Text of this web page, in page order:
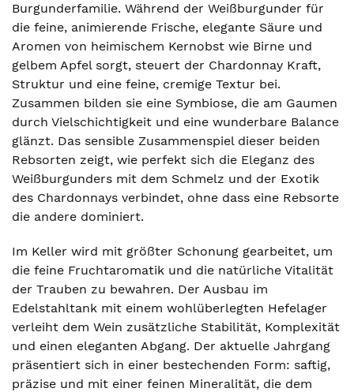
Burgunderfamilie. Während der Weißburgunder für
die feine, animierende Frische, elegante Säure und
Aromen von heimischem Kernobst wie Birne und
gelbem Apfel sorgt, steuert der Chardonnay Kraft,
Struktur und eine feine, cremige Textur bei.
Zusammen bilden sie eine Symbiose, die am Gaumen
durch Vielschichtigkeit und eine wunderbare Balance
glänzt. Das sensible Zusammenspiel dieser beiden
Rebsorten zeigt, wie perfekt sich die Eleganz des
Weißburgunders mit dem Schmelz und der Exotik
des Chardonnays verbindet, ohne dass eine Rebsorte
die andere dominiert.
Im Keller wird mit größter Schonung gearbeitet, um
die feine Fruchtaromatik und die natürliche Vitalität
der Trauben zu bewahren. Der Ausbau im
Edelstahltank mit einem wohlüberlegten Hefelager
verleiht dem Wein zusätzliche Stabilität, Komplexität
und einen eleganten Abgang. Der aktuelle Jahrgang
präsentiert sich in einer bestechenden Form: saftig,
präzise und mit einer feinen Mineralität, die dem